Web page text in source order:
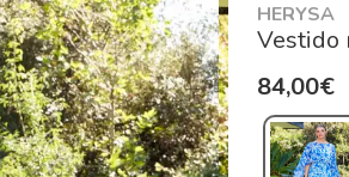
HERYSA
Vestido
84,00€